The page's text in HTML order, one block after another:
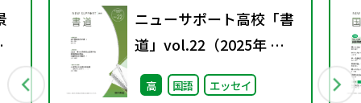
ニューサポート高校「書
道」vol.22（2025年 春
号）
高 国語 エッセイ